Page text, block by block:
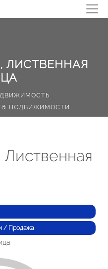
ЛИСТВЕННАЯ
недвижимости
Лиственная
/ Продажа